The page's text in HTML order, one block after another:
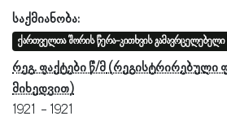
საქმიანობა:
ქართველთა შორის წერა-კითხვის გამავრცელებელი
რეგ. ფაქტები წ/მ
1921
1921